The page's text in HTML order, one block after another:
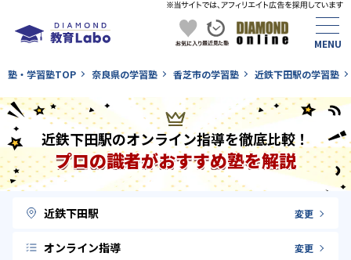
塾・学習塾TOP 奈良県の学習塾 香芝市の学習塾 近鉄下田駅の学習塾
近鉄下田駅のオンライン指導を徹底比較！
プロの識者がおすすめ塾を解説
近鉄下田駅 変更
オンライン指導 変更